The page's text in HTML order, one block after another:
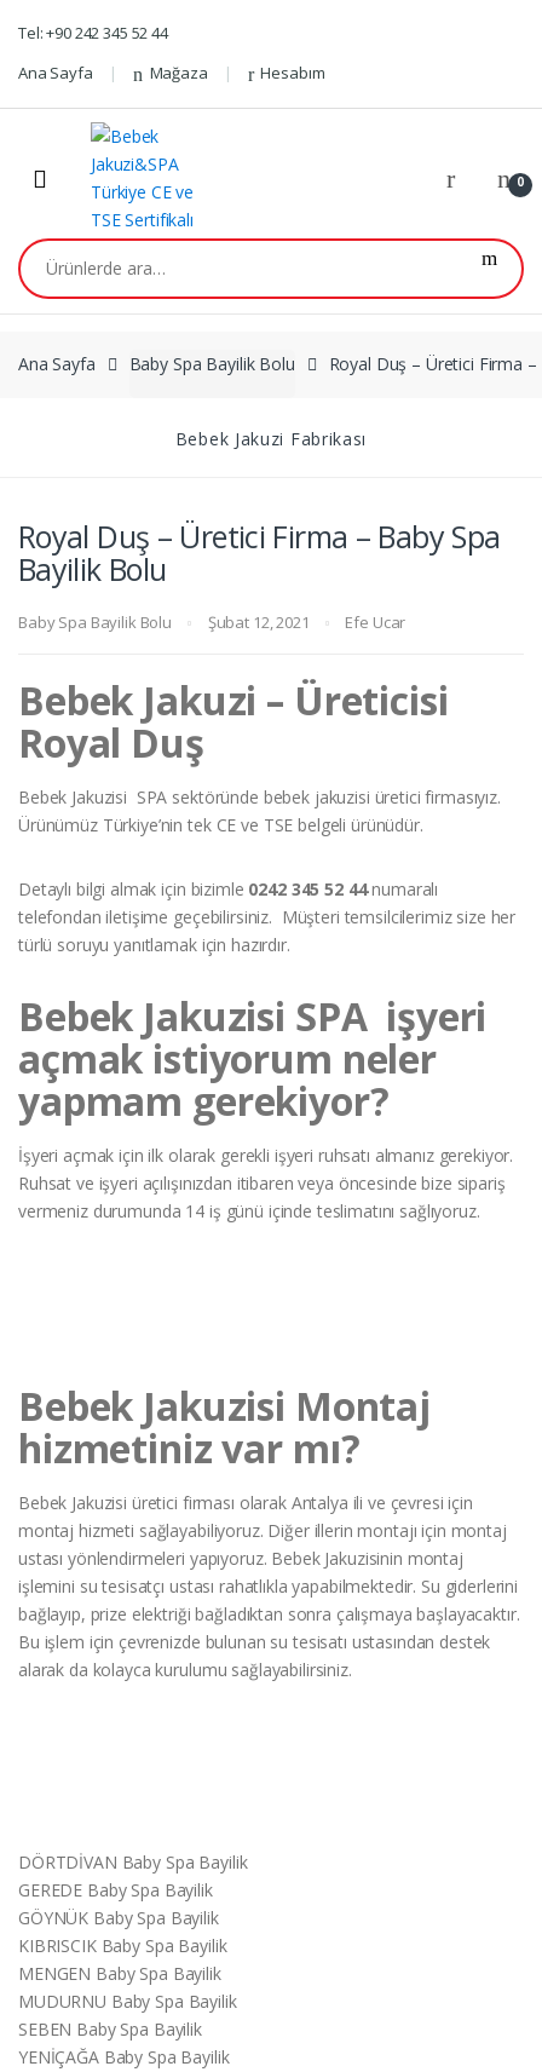
navigation
content
Tel: +90 242 345 52 44
Ana Sayfa
Mağaza Hesabım
0
Ara:
Ana Sayfa Baby Spa Bayilik Bolu Royal Duş – Üretici Firma
Bebek Jakuzi Fabrikası
Royal Duş – Üretici Firma – Baby Spa
Bayilik Bolu
Baby Spa Bayilik Bolu Şubat 12, 2021 Efe Ucar
Bebek Jakuzi – Üreticisi
Royal Duş
Bebek Jakuzisi SPA sektöründe bebek jakuzisi üretici firmasıyız.
Ürünümüz Türkiye’nin tek CE ve TSE belgeli ürünüdür.
Detaylı bilgi almak için bizimle 0242 345 52 44numaralı
telefondan iletişime geçebilirsiniz. Müşteri temsilcilerimiz size her
türlü soruyu yanıtlamak için hazırdır.
Bebek Jakuzisi SPA işyeri
açmak istiyorum neler
yapmam gerekiyor?
İşyeri açmak için ilk olarak gerekli işyeri ruhsatı almanız gerekiyor.
Ruhsat ve işyeri açılışınızdan itibaren veya öncesinde bize sipariş
vermeniz durumunda 14 iş günü içinde teslimatını sağlıyoruz.
Bebek Jakuzisi Montaj
hizmetiniz var mı?
Bebek Jakuzisi üretici firması olarak Antalya ili ve çevresi için
montaj hizmeti sağlayabiliyoruz. Diğer illerin montajı için montaj
ustası yönlendirmeleri yapıyoruz. Bebek Jakuzisinin montaj
işlemini su tesisatçı ustası rahatlıkla yapabilmektedir. Su giderlerini
bağlayıp, prize elektriği bağladıktan sonra çalışmaya başlayacaktır.
Bu işlem için çevrenizde bulunan su tesisatı ustasından destek
alarak da kolayca kurulumu sağlayabilirsiniz.
DÖRTDİVAN Baby Spa Bayilik
GEREDE Baby Spa Bayilik
GÖYNÜK Baby Spa Bayilik
KIBRISCIK Baby Spa Bayilik
MENGEN Baby Spa Bayilik
MUDURNU Baby Spa Bayilik
SEBEN Baby Spa Bayilik
YENİÇAĞA Baby Spa Bayilik